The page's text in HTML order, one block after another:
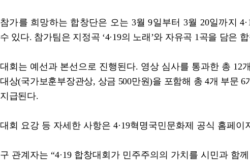
참가를 희망하는 합창단은 오는 3월9일부터 3월 20일까지
수 있다. 참가팀은 지정곡 ‘4·19의 노래 ’와 자유곡 1곡을 담은
대회는 예선과 본선으로 진행된다. 영상 심사를 통과한 총 12
대상(국가보훈부장관상, 상금 500만원)을 포함해 총4개 부문6
지급된다.
대회 요강 등 자세한 사항은 4·19혁명국민문화제 공식 홈페이
구 관계자는 “4·19 합창대회가 민주주의의 가치를 시민과 함